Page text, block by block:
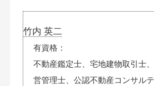
竹内 英二
有資格
不動産鑑定士、宅地建物取引士
営管理士、公認不動産コンサル